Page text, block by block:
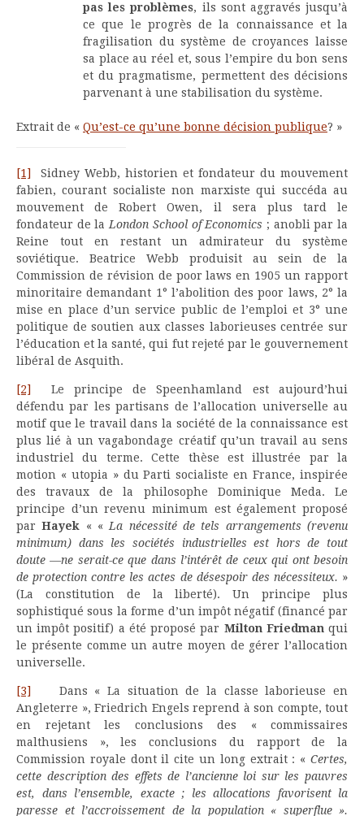
pas les problèmes, ils sont aggravés jusqu’à
ce que le progrès de la connaissance et la
fragilisation du système de croyances laisse
sa place au réel et, sous l’empire du bon sens
et du pragmatisme, permettent des décisions
parvenant à une stabilisation du système.
Extrait de « Qu’est-ce qu’une bonne décision publique? »
[1]
Sidney Webb, historien et fondateur du mouvement
fabien, courant socialiste non marxiste qui succéda au
mouvement de Robert Owen, il sera plus tard le
fondateur de la London School of Economics ; anobli par la
Reine tout en restant un admirateur du système
soviétique. Beatrice Webb produisit au sein de la
Commission de révision de poor laws en 1905 un rapport
minoritaire demandant 1° l’abolition des poor laws, 2° la
mise en place d’un service public de l’emploi et 3° une
politique de soutien aux classes laborieuses centrée sur
l’éducation et la santé, qui fut rejeté par le gouvernement
libéral de Asquith.
[2]
Le principe de Speenhamland est aujourd’hui
défendu par les partisans de l’allocation universelle au
motif que le travail dans la société de la connaissance est
plus lié à un vagabondage créatif qu’un travail au sens
industriel du terme. Cette thèse est illustrée par la
motion « utopia » du Parti socialiste en France, inspirée
des travaux de la philosophe Dominique Meda. Le
principe d’un revenu minimum est également proposé
parHayek « « La nécessité de tels arrangements (revenu
minimum) dans les sociétés industrielles est hors de tout
doute —ne serait-ce que dans l’intérêt de ceux qui ont besoin
de protection contre les actes de désespoir des nécessiteux. »
(La constitution de la liberté). Un principe plus
sophistiqué sous la forme d’un impôt négatif (financé par
un impôt positif) a été proposé par Milton Friedman qui
le présente comme un autre moyen de gérer l’allocation
universelle.
[3]
Dans « La situation de la classe laborieuse en
Angleterre », Friedrich Engels reprend à son compte, tout
en rejetant les conclusions des « commissaires
malthusiens », les conclusions du rapport de la
Commission royale dont il cite un long extrait : « Certes,
cette description des effets de l’ancienne loi sur les pauvres
est, dans l’ensemble, exacte ; les allocations favorisent la
paresse et l’accroissement de la population « superflue ».